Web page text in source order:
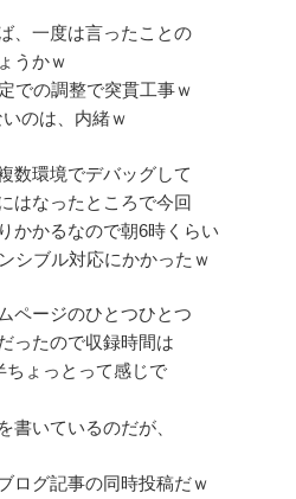
、一度は言ったことの
うかｗ
での調整で突貫工事ｗ
のは、内緒ｗ
数環境でデバッグして
はなったところで今回
かかるなので朝6時くらい
シブル対応にかかったｗ
ページのひとつひとつ
ったので収録時間は
ちょっとって感じで
書いているのだが、
ログ記事の同時投稿だｗ